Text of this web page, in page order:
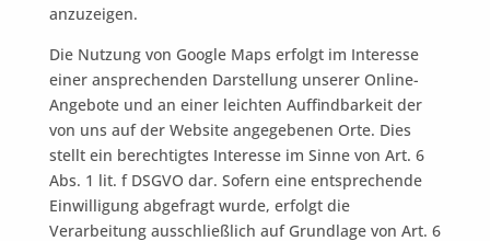
anzuzeigen.
Die Nutzung von Google Maps erfolgt im Interesse
einer ansprechenden Darstellung unserer Online-
Angebote und an einer leichten Auffindbarkeit der
von uns auf der Website angegebenen Orte. Dies
stellt ein berechtigtes Interesse im Sinne von Art. 6
Abs. 1 lit. f DSGVO dar. Sofern eine entsprechende
Einwilligung abgefragt wurde, erfolgt die
Verarbeitung ausschließlich auf Grundlage von Art. 6